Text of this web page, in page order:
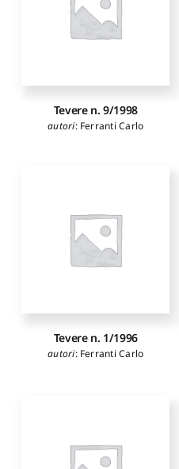
Tevere n. 9/1998
autori: Ferranti Carlo
Tevere n. 1/1996
autori: Ferranti Carlo